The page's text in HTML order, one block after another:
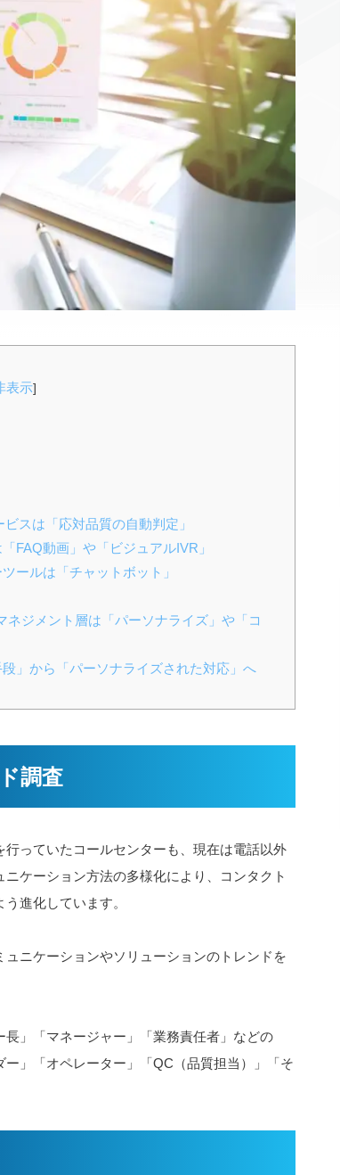
表示]
スは「応対品質の自動判定」
FAQ動画」や「ビジュアルIVR」
ールは「チャットボット」
ジメント層は「パーソナライズ」や「コ
」から「パーソナライズされた対応」へ
調査
っていたコールセンターも、現在は電話以外
ケーション方法の多様化により、コンタクト
進化しています。
ニケーションやソリューションのトレンドを
」「マネージャー」「業務責任者」などの
ー」「オペレーター」「QC（品質担当）」「そ